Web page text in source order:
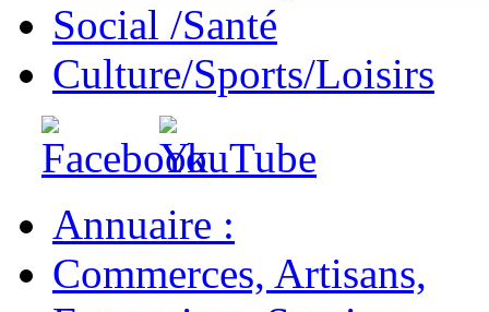
Social /Santé
Culture/Sports/Loisirs
Annuaire :
Commerces, Artisans,